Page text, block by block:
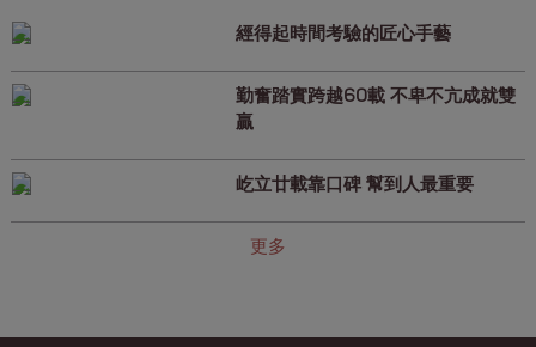
經得起時間考驗的匠心手藝
勤奮踏實跨越60載 不卑不亢成就雙
贏
屹立廿載靠口碑 幫到人最重要
更多